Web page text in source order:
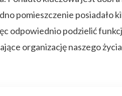
pomieszczenie posiadało
odpowiednio podzielić
organizację naszego